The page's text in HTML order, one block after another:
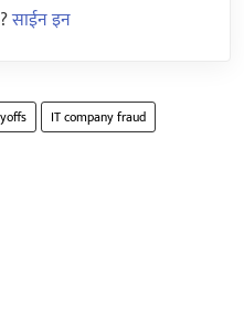
साईन इन
IT company fraud